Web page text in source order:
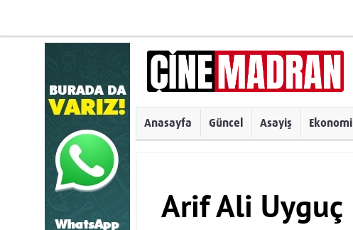
Anasayfa Güncel Asayiş Ekonomi
Arif Ali Uyguç